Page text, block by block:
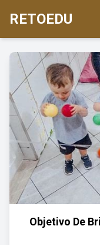
RETOEDU
Objetivo De